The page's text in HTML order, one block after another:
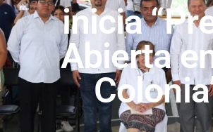
inicia
Abierta